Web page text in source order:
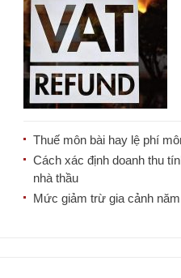
Thuế môn bài hay lệ phí
Cách xác định doanh thu
nhà thầu
Mức giảm trừ gia cảnh